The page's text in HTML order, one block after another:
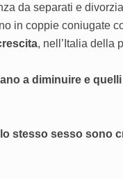
da separati e
in coppie coniugate
, nell’Italia della
a diminuire e
stesso sesso sono